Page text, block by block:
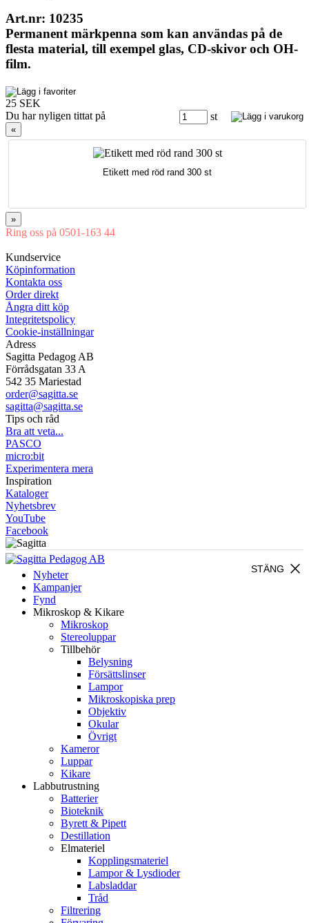
Art.nr: 10235
Permanent märkpenna som kan användas på de
flesta material, till exempel glas, CD-skivor och OH-
film.
25 SEK
st
Du har nyligen tittat på
«
Etikett med röd rand 300 st
»
Ring oss på 0501-163 44
Kundservice
Köpinformation
Kontakta oss
Order direkt
Ångra ditt köp
Integritetspolicy
Cookie-inställningar
Adress
Sagitta Pedagog AB
Förrådsgatan 33 A
542 35 Mariestad
order@sagitta.se
sagitta@sagitta.se
Tips och råd
Bra att veta...
PASCO
micro:bit
Experimentera mera
Inspiration
Kataloger
Nyhetsbrev
YouTube
Facebook
close
STÄNG
Nyheter
Kampanjer
Fynd
Mikroskop & Kikare
Mikroskop
Stereoluppar
Tillbehör
Belysning
Försättslinser
Lampor
Mikroskopiska prep
Objektiv
Okular
Övrigt
Kameror
Luppar
Kikare
Labbutrustning
Batterier
Bioteknik
Byrett & Pipett
Destillation
Elmateriel
Kopplingsmateriel
Lampor & Lysdioder
Labsladdar
Tråd
Filtrering